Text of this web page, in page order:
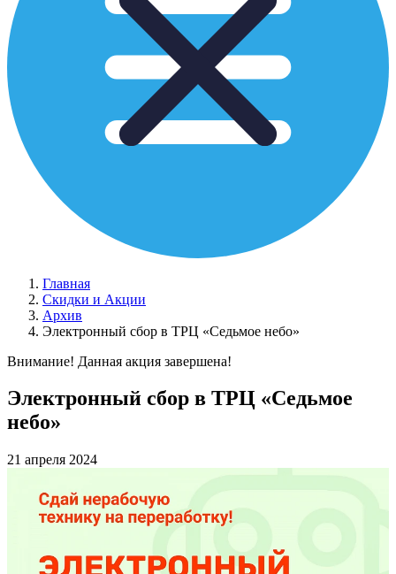
Главная
Скидки и Акции
Архив
Электронный сбор в ТРЦ «Седьмое небо»
Внимание! Данная акция завершена!
Электронный сбор в ТРЦ «Седьмое
небо»
21 апреля 2024